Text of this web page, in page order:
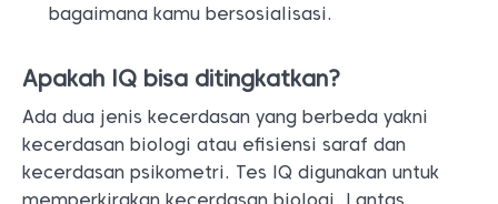
bagaimana kamu bersosialisasi.
Apakah IQ bisa ditingkatkan?
Ada dua jenis kecerdasan yang berbeda yakni
kecerdasan biologi atau efisiensi saraf dan
kecerdasan psikometri. Tes IQ digunakan untuk